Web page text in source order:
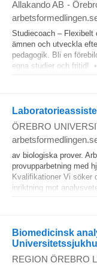
Allakando AB -
Studiecoach – Flexibelt
ämnen och utveckla
pedagogik. Bli en
egna studier och fritid!
ÖREBRO
av biologiska prover.
provupparbetning med
Kvalifikationer Vi söker
inriktning mot
Biomedicinsk
REGION ÖREBRO